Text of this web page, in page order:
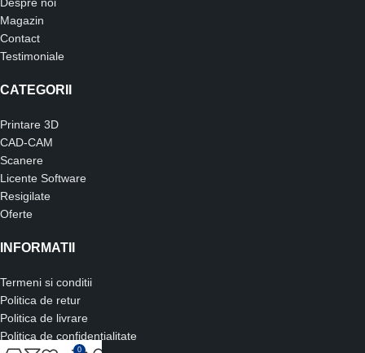
Magazin
Contact
Testimoniale
CATEGORII
Printare 3D
CAD-CAM
Scanere
Licente Software
Resigilate
Oferte
INFORMATII
Termeni si conditii
Politica de retur
Politica de livrare
Politica de confidentialitate
0